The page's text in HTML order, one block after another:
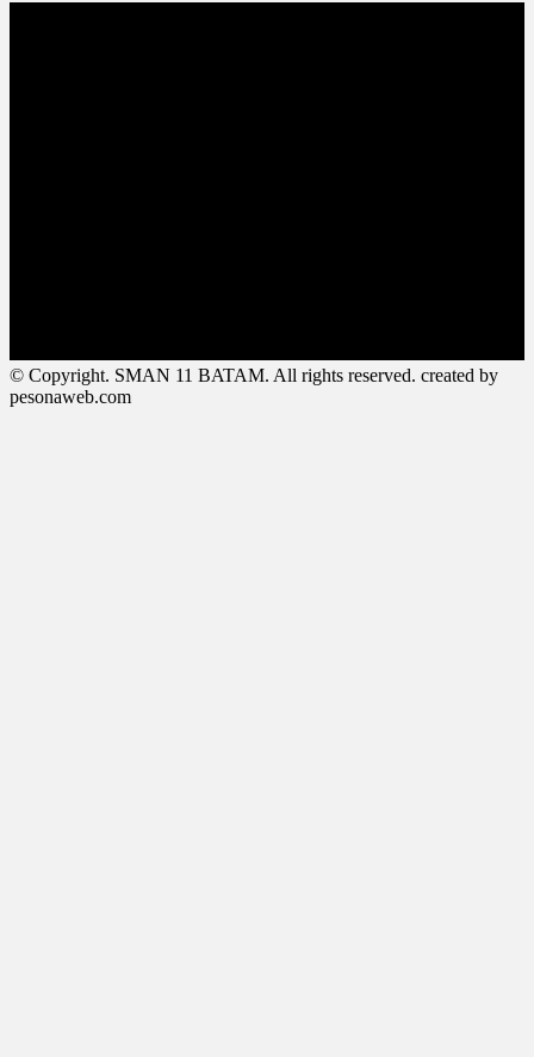
© Copyright. SMAN 11 BATAM. All rights reserved. created by
pesonaweb.com